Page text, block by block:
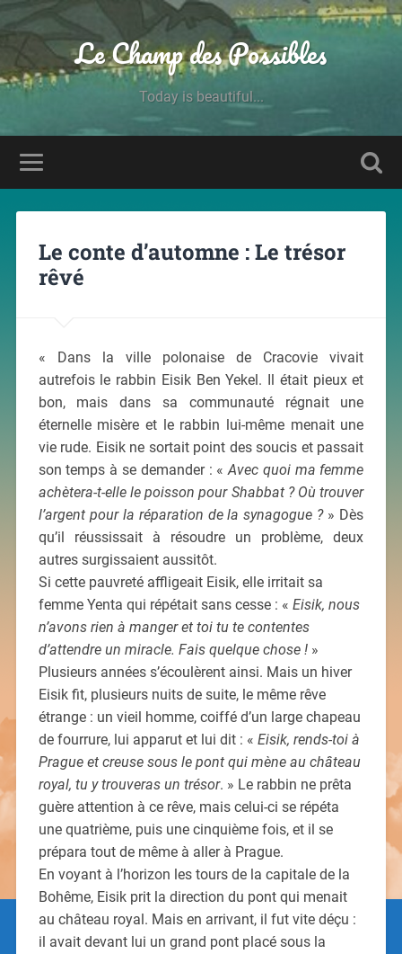
Le Champ des Possibles
Today is beautiful...
Le conte d’automne : Le trésor
rêvé
« Dans la ville polonaise de Cracovie vivait
autrefois le rabbin Eisik Ben Yekel. Il était pieux et
bon, mais dans sa communauté régnait une
éternelle misère et le rabbin lui-même menait une
vie rude. Eisik ne sortait point des soucis et passait
son temps à se demander : «Avec quoi ma femme
achètera-t-elle le poisson pour Shabbat ? Où trouver
l’argent pour la réparation de la synagogue ?» Dès
qu’il réussissait à résoudre un problème, deux
autres surgissaient aussitôt.
Si cette pauvreté affligeait Eisik, elle irritait sa
femme Yenta qui répétait sans cesse : « Eisik, nous
n’avons rien à manger et toi tu te contentes
d’attendre un miracle. Fais quelque chose !»
Plusieurs années s’écoulèrent ainsi. Mais un hiver
Eisik fit, plusieurs nuits de suite, le même rêve
étrange : un vieil homme, coiffé d’un large chapeau
de fourrure, lui apparut et lui dit : « Eisik, rends-toi à
Prague et creuse sous le pont qui mène au château
royal, tu y trouveras un trésor. » Le rabbin ne prêta
guère attention à ce rêve, mais celui-ci se répéta
une quatrième, puis une cinquième fois, et il se
prépara tout de même à aller à Prague.
En voyant à l’horizon les tours de la capitale de la
Bohême, Eisik prit la direction du pont qui menait
au château royal. Mais en arrivant, il fut vite déçu :
il avait devant lui un grand pont placé sous la